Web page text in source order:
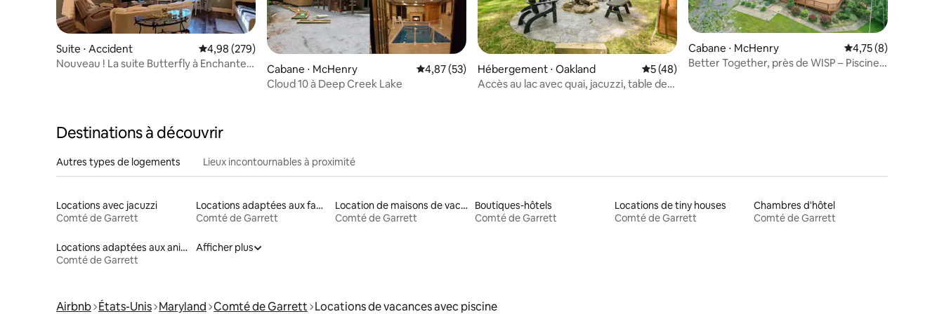
Suite ⋅ Accident Évaluation moyenne sur la base de 279 commentaires : 4,98 sur 5
4,98 (279)
Nouveau ! La suite Butterfly à Enchanted
Cabane ⋅ McHenry Évaluation moyenne sur la base de 53 commentaires : 4,87 sur 5
4,87 (53)
Cloud 10 à Deep Creek Lake
Hébergement ⋅ Oakland Évaluation moyenne sur la base de 48 commentaires : 5 sur 5
5 (48)
Accès au lac avec quai, jacuzzi, table de
Cabane ⋅ McHenry Évaluation
4,75 (8)
Better Together, près de WISP – Piscine
Destinations à découvrir
Autres types de logements Lieux incontournables à proximité
Locations avec jacuzzi
Comté de Garrett
Locations adaptées aux familles
Comté de Garrett
Location de maisons de vacances
Comté de Garrett
Boutiques-hôtels
Comté de Garrett
Locations de tiny houses
Comté de Garrett
Chambres d'hôtel
Comté de Garrett
Locations adaptées aux animaux
Comté de Garrett
Afficher plus
Airbnb États-Unis Maryland Comté de Garrett Locations de vacances avec piscine